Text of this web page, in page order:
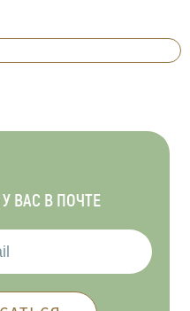
ВАС В ПОЧТЕ